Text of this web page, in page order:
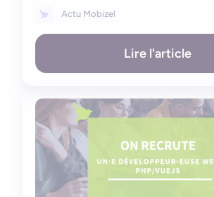
Actu Mobizel
Lire l'article